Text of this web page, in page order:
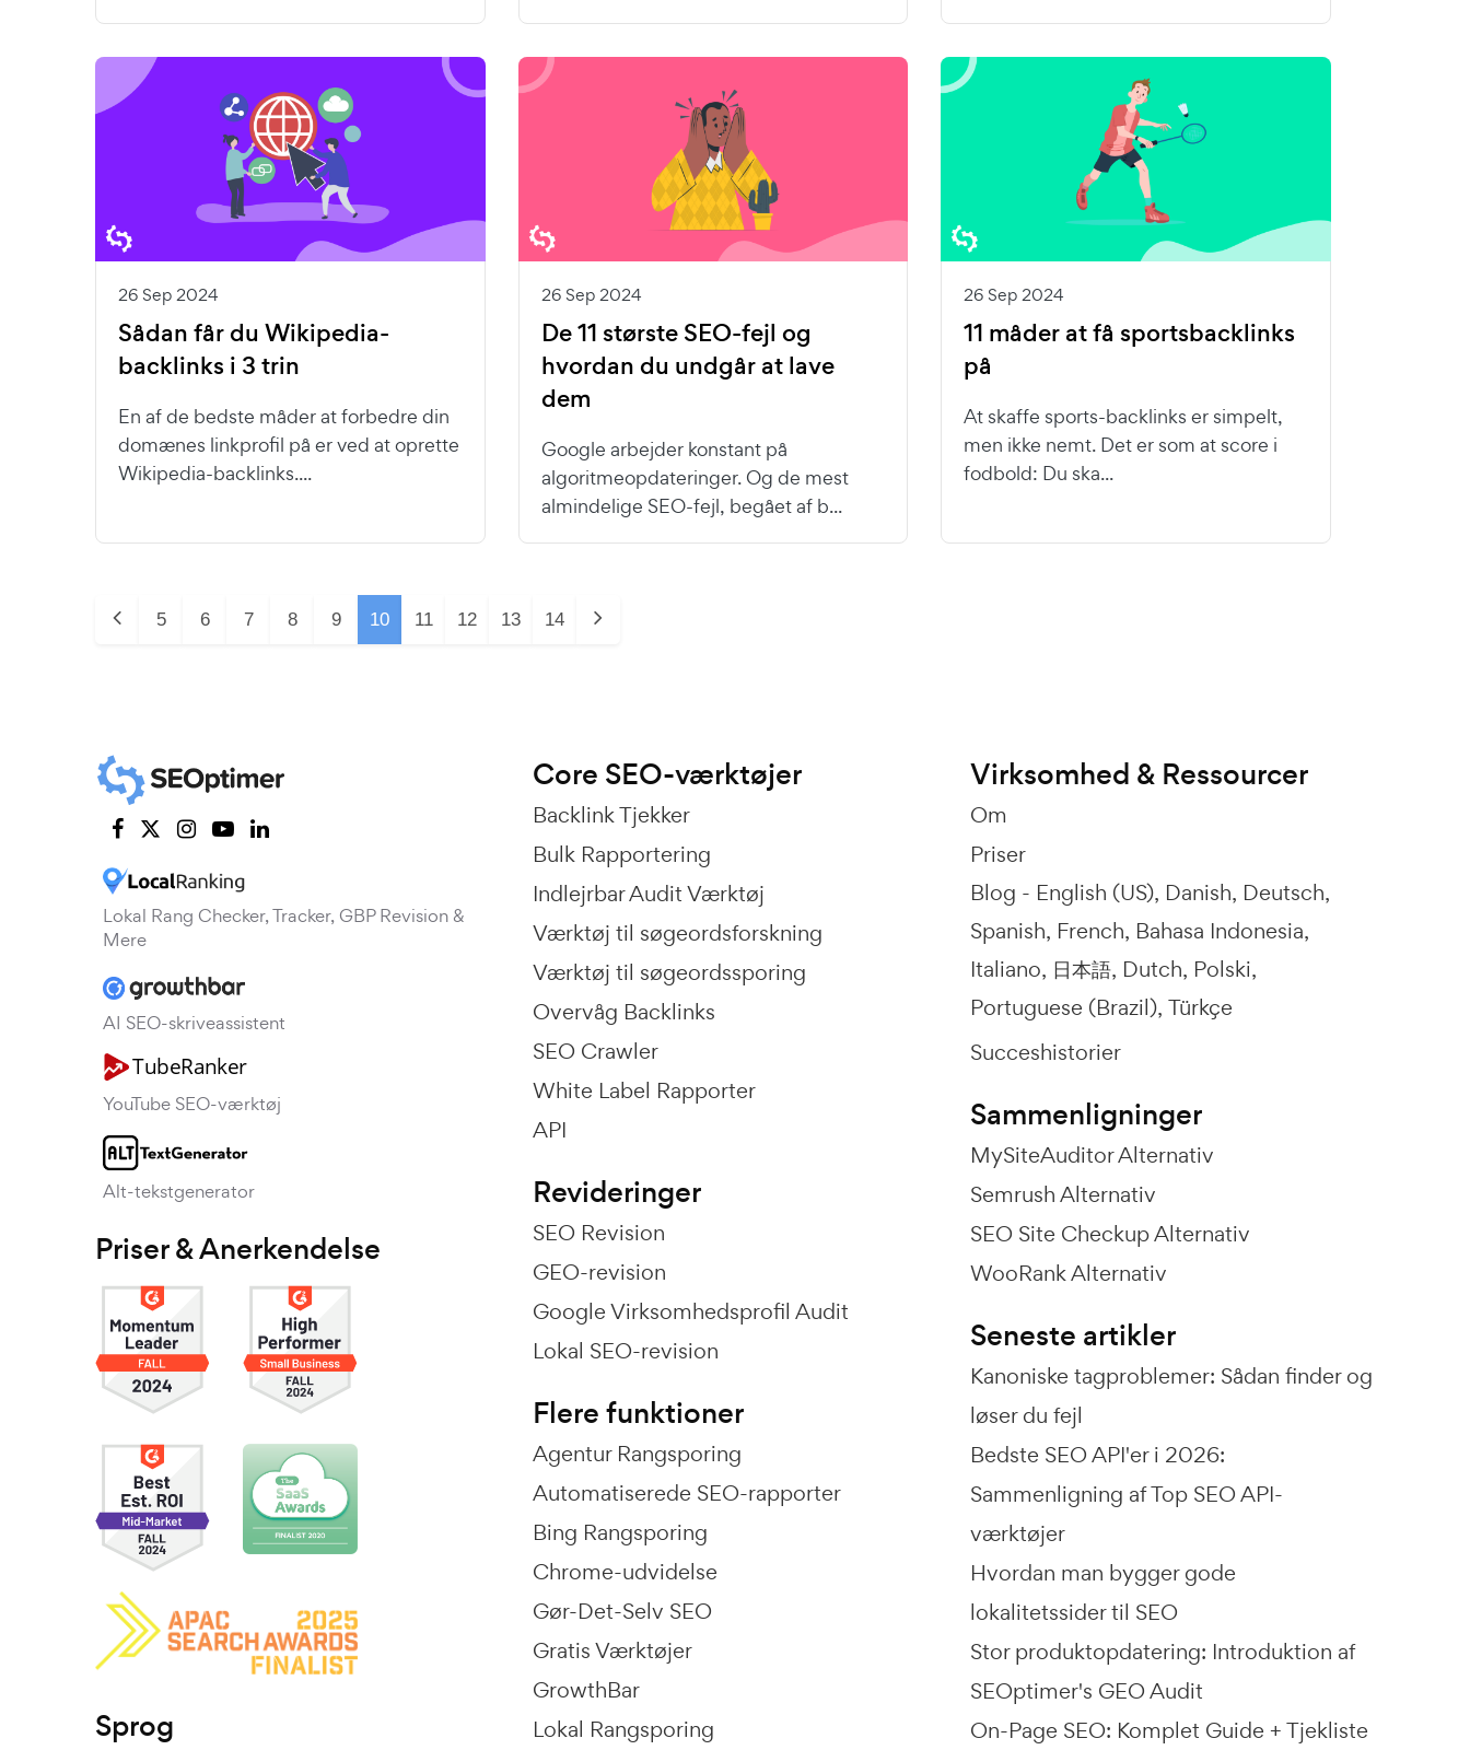
26 Sep 2024
Sådan får du Wikipedia-
backlinks i 3 trin
En af de bedste måder at forbedre din
domænes linkprofil på er ved at oprette
Wikipedia-backlinks....
26 Sep 2024
De 11 største SEO-fejl og
hvordan du undgår at lave
dem
Google arbejder konstant på
algoritmeopdateringer. Og de mest
almindelige SEO-fejl, begået af b...
26 Sep 2024
11 måder at få sportsbacklinks
på
At skaffe sports-backlinks er simpelt,
men ikke nemt. Det er som at score i
fodbold: Du ska...
5 6 7 8 9 10 11 12 13 14
Lokal Rang Checker, Tracker, GBP Revision &
Mere
AI SEO-skriveassistent
YouTube SEO-værktøj
Alt-tekstgenerator
Priser & Anerkendelse
Sprog
Core SEO-værktøjer
Backlink Tjekker
Bulk Rapportering
Indlejrbar Audit Værktøj
Værktøj til søgeordsforskning
Værktøj til søgeordssporing
Overvåg Backlinks
SEO Crawler
White Label Rapporter
API
Revideringer
SEO Revision
GEO-revision
Google Virksomhedsprofil Audit
Lokal SEO-revision
Flere funktioner
Agentur Rangsporing
Automatiserede SEO-rapporter
Bing Rangsporing
Chrome-udvidelse
Gør-Det-Selv SEO
Gratis Værktøjer
GrowthBar
Lokal Rangsporing
Virksomhed & Ressourcer
Om
Priser
Blog - English (US) Danish Deutsch
Spanish French Bahasa Indonesia
Italiano 日本語 Dutch Polski
Portuguese (Brazil) Türkçe
Succeshistorier
Sammenligninger
MySiteAuditor Alternativ
Semrush Alternativ
SEO Site Checkup Alternativ
WooRank Alternativ
Seneste artikler
Kanoniske tagproblemer: Sådan finder og
løser du fejl
Bedste SEO API'er i 2026:
Sammenligning af Top SEO API-
værktøjer
Hvordan man bygger gode
lokalitetssider til SEO
Stor produktopdatering: Introduktion af
SEOptimer's GEO Audit
On-Page SEO: Komplet Guide + Tjekliste